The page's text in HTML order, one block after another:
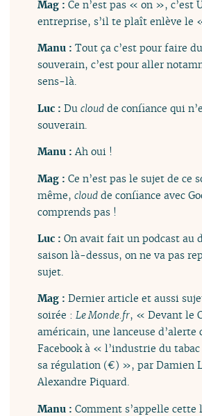
Mag :Ce n’est pas « on », c’est
entreprise, s’il te plaît enlève le
Manu :Tout ça c’est pour faire
souverain, c’est pour aller
sens-là.
Luc :Ducloud de confiance qui
souverain.
Manu :Ah oui !
Mag :Ce n’est pas le sujet de ce
même,cloud de confiance avec
comprends pas !
Luc :On avait fait un podcast au
saison là-dessus, on ne va pas
sujet.
Mag :Dernier article et aussi
soirée :Le Monde.fr, « Devant le
américain, une lanceuse d’alerte
Facebook à « l’industrie du
sa régulation (€) », par Damien
Alexandre Piquard.
Manu :Comment s’appelle cette